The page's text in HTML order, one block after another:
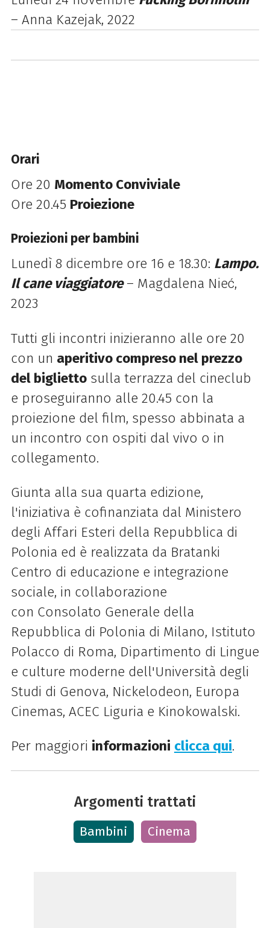
– Anna Kazejak, 2022
Orari
Ore 20 Momento Conviviale
Ore 20.45 Proiezione
Proiezioni per bambini
Lunedì 8 dicembre ore 16 e 18.30: Lampo.
Il cane viaggiatore– Magdalena Nieć,
2023
Tutti gli incontri inizieranno alle ore 20
con un aperitivo compreso nel prezzo
del bigliettosulla terrazza del cineclub
e proseguiranno alle 20.45 con la
proiezione del film, spesso abbinata a
un incontro con ospiti dal vivo o in
collegamento.
Giunta alla sua quarta edizione,
l'iniziativa è cofinanziata dal Ministero
degli Affari Esteri della Repubblica di
Polonia ed è realizzata da Bratanki
Centro di educazione e integrazione
sociale, in collaborazione
con Consolato Generale della
Repubblica di Polonia di Milano, Istituto
Polacco di Roma, Dipartimento di Lingue
e culture moderne dell'Università degli
Studi di Genova, Nickelodeon, Europa
Cinemas, ACEC Liguria e Kinokowalski.
Per maggiori informazioni clicca qui.
Argomenti trattati
Bambini Cinema